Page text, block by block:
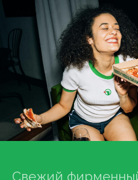
Свежий
8 800 201-50-28
Ползунова34а, офис